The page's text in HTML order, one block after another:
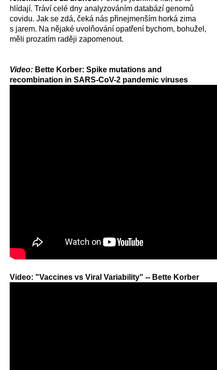
hlídají. Tráví celé dny analyzováním databází genomů
covidu. Jak se zdá, čeká nás přinejmenším horká zima
s jarem. Na nějaké uvolňování opatření bychom, bohužel,
měli prozatím raději zapomenout.
Video: Bette Korber: Spike mutations and
recombination in SARS-CoV-2 pandemic viruses
Video: "Vaccines vs Viral Variability" -- Bette Korber